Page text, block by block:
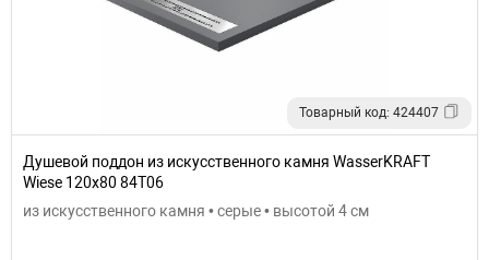
Товарный код: 424407
Душевой поддон из искусственного камня WasserKRAFT
Wiese 120x80 84T06
из искусственного камня • серые • высотой 4 см